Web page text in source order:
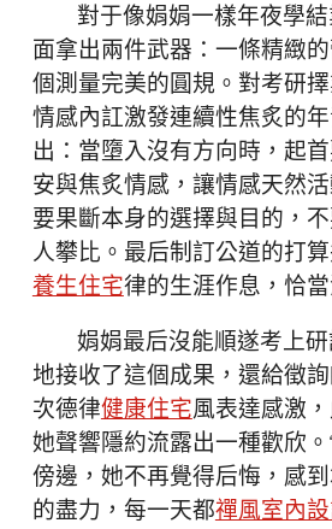
對于像娟娟一樣年夜學
面拿出兩件武器：一條精緻
個測量完美的圓規。對考研
情感內訌激發連續性焦炙的
出：當墮入沒有方向時，起
安與焦炙情感，讓情感天然
要果斷本身的選擇與目的，
人攀比。最后制訂公道的打
養生住宅律的生涯作息，恰當
娟娟最后沒能順遂考上
地接收了這個成果，還給徵
次德律健康住宅風表達感激
她聲響隱約流露出一種歡欣
傍邊，她不再覺得后悔，感
的盡力，每一天都禪風室內